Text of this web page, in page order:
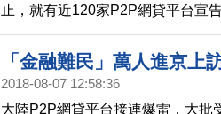
止，就有近120家P2P網貸平台宣
不只讓上億投資人血本無歸，還
小企業。
「金融難民」萬人進京上
2018-08-07 12:58:36
大陸P2P網貸平台接連爆雷，大批